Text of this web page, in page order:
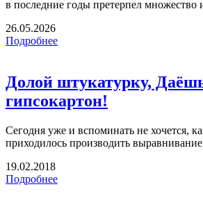
в последние годы претерпел множество
26.05.2026
Подробнее
Долой штукатурку,
гипсокартон!
Сегодня уже и вспоминать не хочется,
приходилось производить
19.02.2018
Подробнее